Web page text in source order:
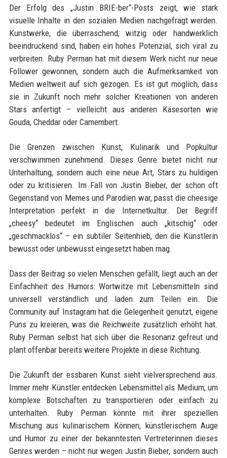
Der Erfolg des „Justin BRIE-ber“-Posts zeigt, wie stark
visuelle Inhalte in den sozialen Medien nachgefragt werden.
Kunstwerke, die überraschend, witzig oder handwerklich
beeindruckend sind, haben ein hohes Potenzial, sich viral zu
verbreiten. Ruby Perman hat mit diesem Werk nicht nur neue
Follower gewonnen, sondern auch die Aufmerksamkeit von
Medien weltweit auf sich gezogen. Es ist gut möglich, dass
sie in Zukunft noch mehr solcher Kreationen von anderen
Stars anfertigt – vielleicht aus anderen Käsesorten wie
Gouda, Cheddar oder Camembert.
Die Grenzen zwischen Kunst, Kulinarik und Popkultur
verschwimmen zunehmend. Dieses Genre bietet nicht nur
Unterhaltung, sondern auch eine neue Art, Stars zu huldigen
oder zu kritisieren. Im Fall von Justin Bieber, der schon oft
Gegenstand von Memes und Parodien war, passt die cheesige
Interpretation perfekt in die Internetkultur. Der Begriff
„cheesy“ bedeutet im Englischen auch „kitschig“ oder
„geschmacklos“ – ein subtiler Seitenhieb, den die Künstlerin
bewusst oder unbewusst eingesetzt haben mag.
Dass der Beitrag so vielen Menschen gefällt, liegt auch an der
Einfachheit des Humors: Wortwitze mit Lebensmitteln sind
universell verständlich und laden zum Teilen ein. Die
Community auf Instagram hat die Gelegenheit genutzt, eigene
Puns zu kreieren, was die Reichweite zusätzlich erhöht hat.
Ruby Perman selbst hat sich über die Resonanz gefreut und
plant offenbar bereits weitere Projekte in diese Richtung.
Die Zukunft der essbaren Kunst sieht vielversprechend aus.
Immer mehr Künstler entdecken Lebensmittel als Medium, um
komplexe Botschaften zu transportieren oder einfach zu
unterhalten. Ruby Perman könnte mit ihrer speziellen
Mischung aus kulinarischem Können, künstlerischem Auge
und Humor zu einer der bekanntesten Vertreterinnen dieses
Genres werden – nicht nur wegen Justin Bieber, sondern auch